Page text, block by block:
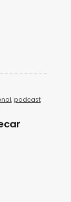
, podcast